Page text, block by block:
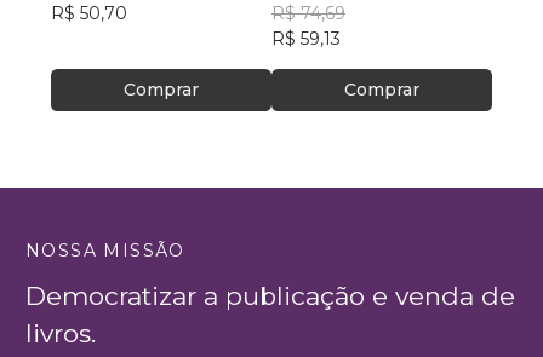
R$ 50,70
Comprar
R$ 74,69
R$ 59,13
Comprar
NOSSA MISSÃO
Democratizar a publicação e venda de
livros.